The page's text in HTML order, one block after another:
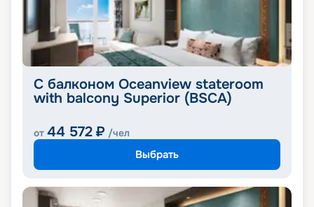
С балконом Oceanview stateroom
with balcony Superior (BSCA)
от 44 572 ₽ /чел
Выбрать